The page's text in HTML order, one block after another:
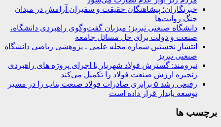
خبرنگاران؛ پیشاهنگان حقیقت و سفیران آرامش در میدان
جنگ روایت‌ها
دانشگاه صنعتی تبریز؛ میزبان گفت‌وگوی راهبردی دانشگاه،
صنعت و دولت برای حل مسائل جامعه
انتشار نخستین شماره مجله علمی ـ پژوهشی ریاضی دانشگاه
صنعتی تبریز
نیرومند: گسترش فولاد شهریار با اجرای پروژه های راهبردی
زنجیره ارزش صنعت فولاد را تکمیل می‌کند
رفیعی رشد ۵ برابری صادرات فولاد صنعت بناب را در مسیر
توسعه پایدار قرار داده است
برچسب ها